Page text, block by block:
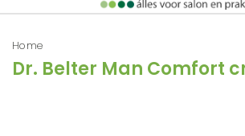
Home
Dr. Belter Man Comfort